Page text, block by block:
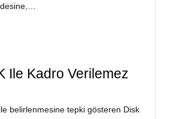
Ile Kadro Verilemez
belirlenmesine tepki gösteren Disk